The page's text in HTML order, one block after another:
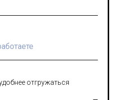
отгружаться